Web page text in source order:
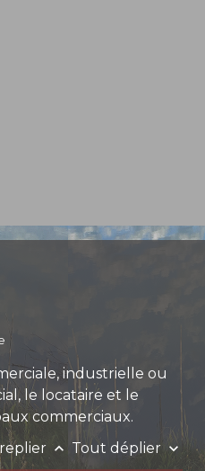
industrielle ou
le locataire et le
commerciaux.
keyboard_arrow_up Tout déplier keyboard_arrow_down